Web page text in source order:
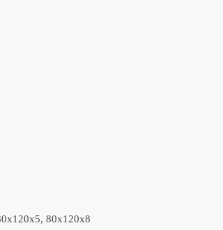
80x120x8